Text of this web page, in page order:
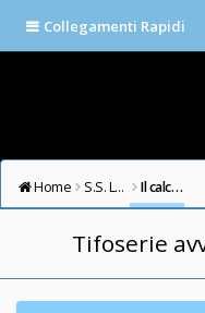
Collegamenti Rapidi
Home S.S. LAZIO FORUM Il calcio in testa
Tifoserie